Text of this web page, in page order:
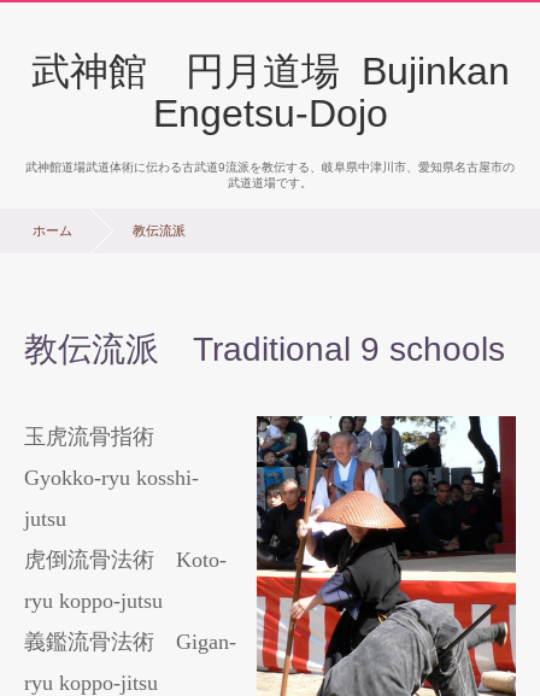
武神館 円月道場 Bujinkan
Engetsu-Dojo
武神館道場武道体術に伝わる古武道9流派を教伝する、岐阜県中津川市、愛知県名古屋市の
武道道場です。
ホーム 教伝流派
教伝流派 Traditional 9 schools
玉虎流骨指術
Gyokko-ryu kosshi-
jutsu
虎倒流骨法術 Koto-
ryu koppo-jutsu
義鑑流骨法術 Gigan-
ryu koppo-jitsu